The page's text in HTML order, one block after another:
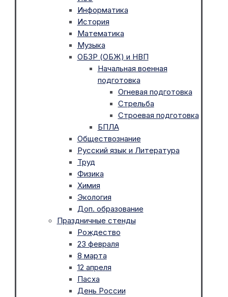
Информатика
История
Математика
Музыка
ОБЗР (ОБЖ) и НВП
Начальная военная
подготовка
Огневая подготовка
Стрельба
Строевая подготовка
БПЛА
Обществознание
Русский язык и Литература
Труд
Физика
Химия
Экология
Доп. образование
Праздничные стенды
Рождество
23 февраля
8 марта
12 апреля
Пасха
День России